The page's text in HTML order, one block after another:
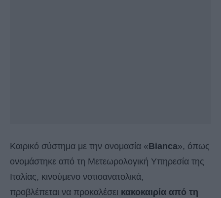
Καιρικό σύστημα με την ονομασία «Bianca», όπως
ονομάστηκε από τη Μετεωρολογική Υπηρεσία της
Ιταλίας, κινούμενο νοτιοανατολικά,
προβλέπεται να προκαλέσει κακοκαιρία από τη